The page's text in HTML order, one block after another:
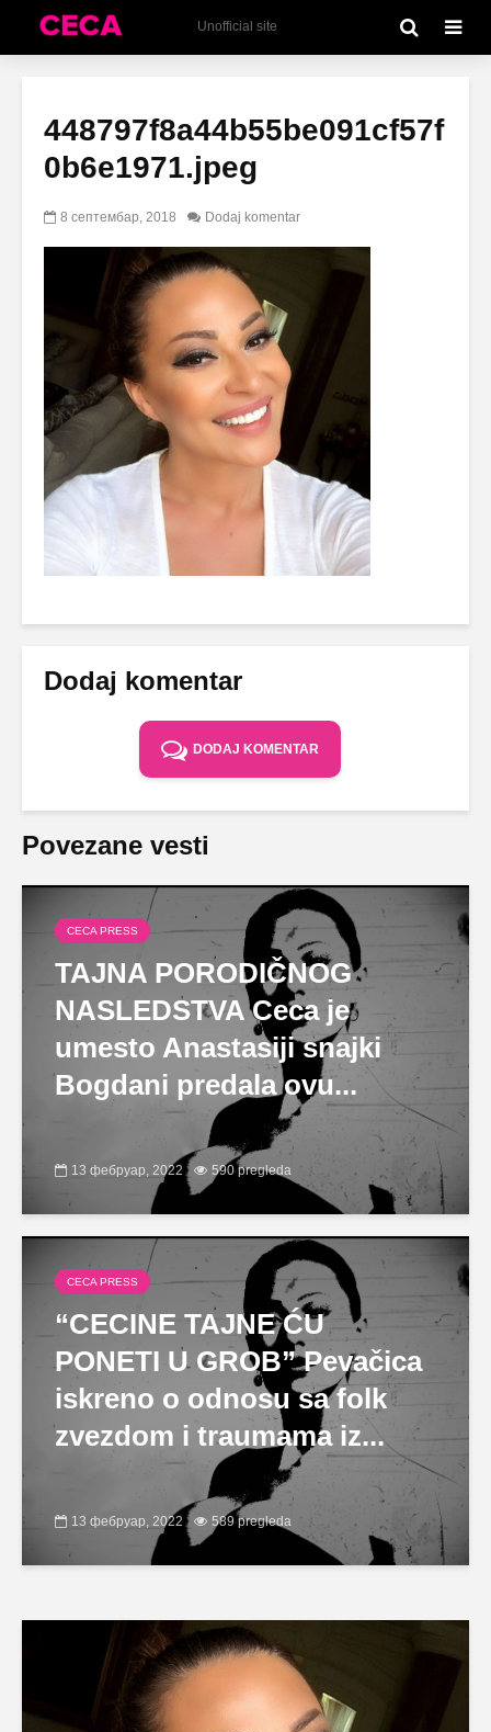
Unofficial site
448797f8a44b55be091cf57f
0b6e1971.jpeg
8 септембар, 2018 Dodaj komentar
Dodaj komentar
DODAJ KOMENTAR
Povezane vesti
CECA PRESS
TAJNA PORODIČNOG
NASLEDSTVA Ceca je
umesto Anastasiji snajki
Bogdani predala ovu...
13 фебруар, 2022 590 pregleda
CECA PRESS
“CECINE TAJNE ĆU
PONETI U GROB” Pevačica
iskreno o odnosu sa folk
zvezdom i traumama iz...
13 фебруар, 2022 589 pregleda